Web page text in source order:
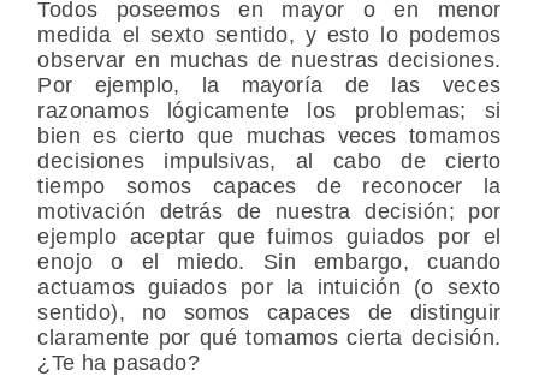
Todos poseemos en mayor o en menor
medida el sexto sentido, y esto lo podemos
observar en muchas de nuestras decisiones.
Por ejemplo, la mayoría de las veces
razonamos lógicamente los problemas; si
bien es cierto que muchas veces tomamos
decisiones impulsivas, al cabo de cierto
tiempo somos capaces de reconocer la
motivación detrás de nuestra decisión; por
ejemplo aceptar que fuimos guiados por el
enojo o el miedo. Sin embargo, cuando
actuamos guiados por la intuición (o sexto
sentido), no somos capaces de distinguir
claramente por qué tomamos cierta decisión.
¿Te ha pasado?